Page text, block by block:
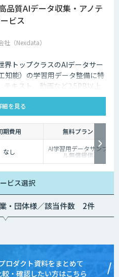
品質AIデータ収集・アノテ
ビス
（Nexdata）
界トップクラスのAIデータサー
知能）の学習用データ整備に特
キスト、動画など2.5PB以上
保持、またカスタマイズデータ
アノテーションサービスを提供
細を見る
期費用
無料プラン
なし AI学習用データサンプ
ル無償提供
ビス選択
・団体様／該当件数 2件
ロダクト資料をまとめて
較・確認したい方はこちら